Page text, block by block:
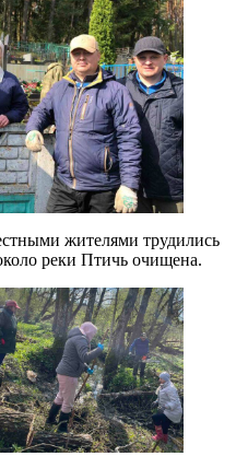
жителями трудились
реки Птичь очищена.